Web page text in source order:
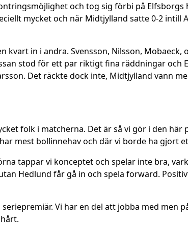
och tog sig förbi på
mycket och när Midtjylland satte 0-2 intill
in i andra. Svensson, Nilsson, Mobaeck,
stod för ett par riktigt fina räddningar och
Det räckte dock inte, Midtjylland vann
folk i matcherna. Det är så vi gör i den
mest bollinnehav och där vi borde ha gjort
tappar vi konceptet och spelar inte bra,
Hedlund får gå in och spela forward.
Vi har en del att jobba med men